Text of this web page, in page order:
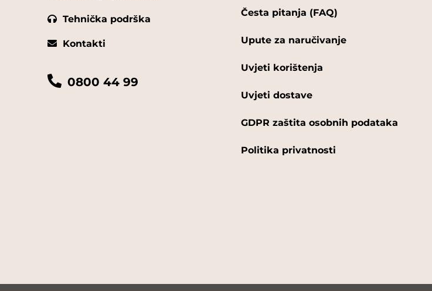
Tehnička podrška
Kontakti
0800 44 99
Česta pitanja (FAQ)
Upute za naručivanje
Uvjeti korištenja
Uvjeti dostave
GDPR zaštita osobnih podataka
Politika privatnosti